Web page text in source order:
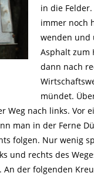
in die
immer noch
wenden und
Asphalt zum
dann nach
mündet.
Weg nach links.
man in der Ferne
folgen. Nur wenig
und rechts des
der folgenden